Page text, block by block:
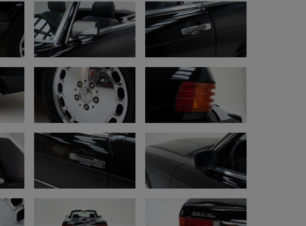
• Motorruimte: goede eerlijke staat
Motor en techniek
• Motor: origineel en goed recent aan gewerkt
• Vloeistoffen en onderhoud: goed onderhouden
• Batterij: goede staat, kan nog een paar jaar mee
• Versnellingsbak: werkt goed
• Remmen: werken goed
• Handrem: werkt goed
• Claxon en ruitenwissers werken
• Verlichting: herstelling noodzakelijk
• Opmerking: mistlicht links voor werkt niet